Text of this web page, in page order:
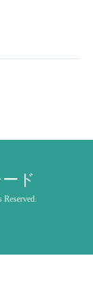
ド
Reserved.